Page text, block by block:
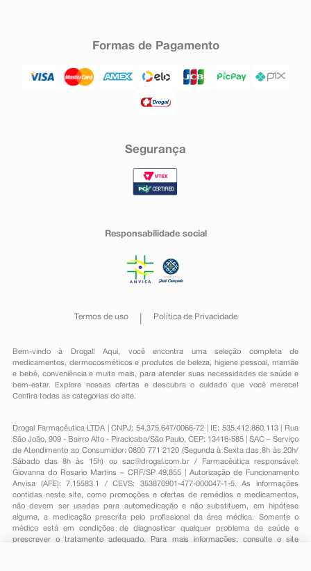
Formas de Pagamento
Segurança
Responsabilidade social
Termos de uso Política de Privacidade
Bem-vindo à Drogal! Aqui, você encontra uma seleção completa de
medicamentos , dermocosméticos e produtos de beleza, higiene pessoal ,mamãe
e bebê, conveniênciae muito mais, para atender suas necessidades de saúde e
bem-estar. Explore nossas ofertas e descubra o cuidado que você merece!
Confira todas as categorias do site.
Drogal Farmacêutica LTDA | CNPJ: 54.375.647/0066-72 | IE: 535.412.860.113 | Rua
São João, 909 - Bairro Alto - Piracicaba/São Paulo, CEP: 13416-585 | SAC – Serviço
de Atendimento ao Consumidor: 0800 771 2120 (Segunda à Sexta das 8h às 20h/
Sábado das 8h às 15h) ou sac@drogal.com.br/ Farmacêutica responsável:
Giovanna do Rosario Martins – CRF/SP 49.855 | Autorização de Funcionamento
Anvisa (AFE): 7.15583.1 / CEVS: 353870901-477-000047-1-5. As informações
contidas neste site, como promoções e ofertas de remédios e medicamentos,
não devem ser usadas para automedicação e não substituem, em hipótese
alguma, a medicação prescrita pelo profissional da área médica. Somente o
médico está em condições de diagnosticar qualquer problema de saúde e
prescrever o tratamento adequado. Para mais informações, consulte o site